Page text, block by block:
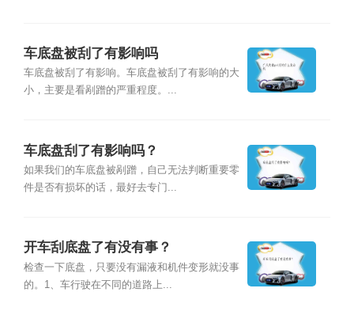
车底盘被刮了有影响吗
车底盘被刮了有影响。车底盘被刮了有影响的大
小，主要是看剐蹭的严重程度。...
车底盘刮了有影响吗？
如果我们的车底盘被剐蹭，自己无法判断重要零
件是否有损坏的话，最好去专门...
开车刮底盘了有没有事？
检查一下底盘，只要没有漏液和机件变形就没事
的。1、车行驶在不同的道路上...